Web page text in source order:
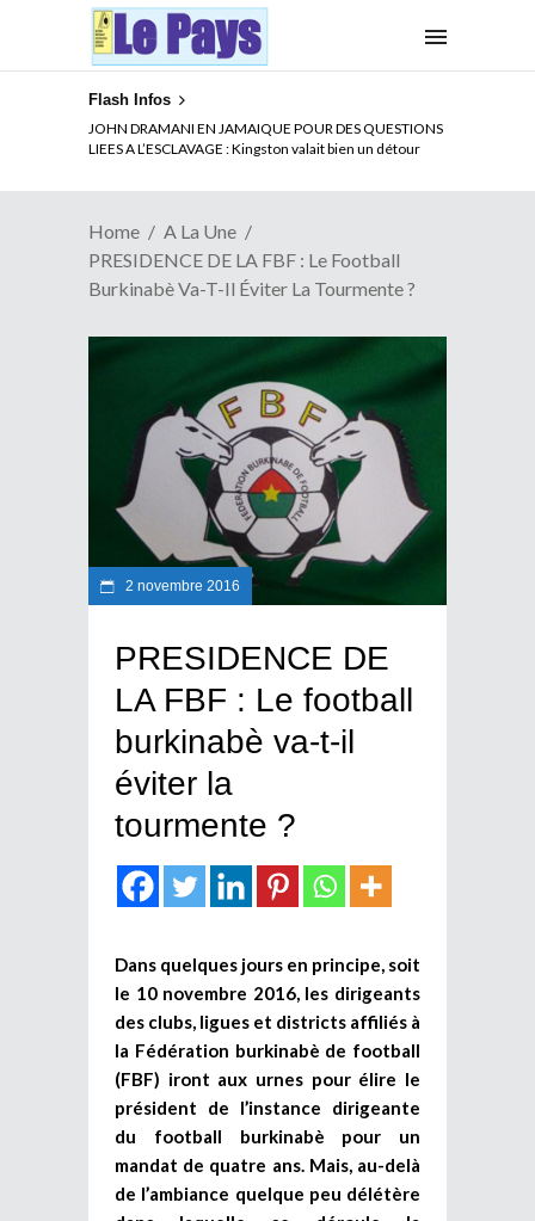
Flash Infos
ELECTION DE TALON A LA TETE DU SENAT BENINOIS :
Quand Patrice quitte le pouvoir sans partir !
Home
A La Une
PRESIDENCE DE LA FBF : Le Football
Burkinabè Va-T-Il Éviter La Tourmente ?
2 novembre 2016
PRESIDENCE DE
LA FBF : Le football
burkinabè va-t-il
éviter la
tourmente ?
Dans quelques jours en principe, soit
le 10 novembre 2016, les dirigeants
des clubs, ligues et districts affiliés à
la Fédération burkinabè de football
(FBF) iront aux urnes pour élire le
président de l’instance dirigeante
du football burkinabè pour un
mandat de quatre ans. Mais, au-delà
de l’ambiance quelque peu délétère